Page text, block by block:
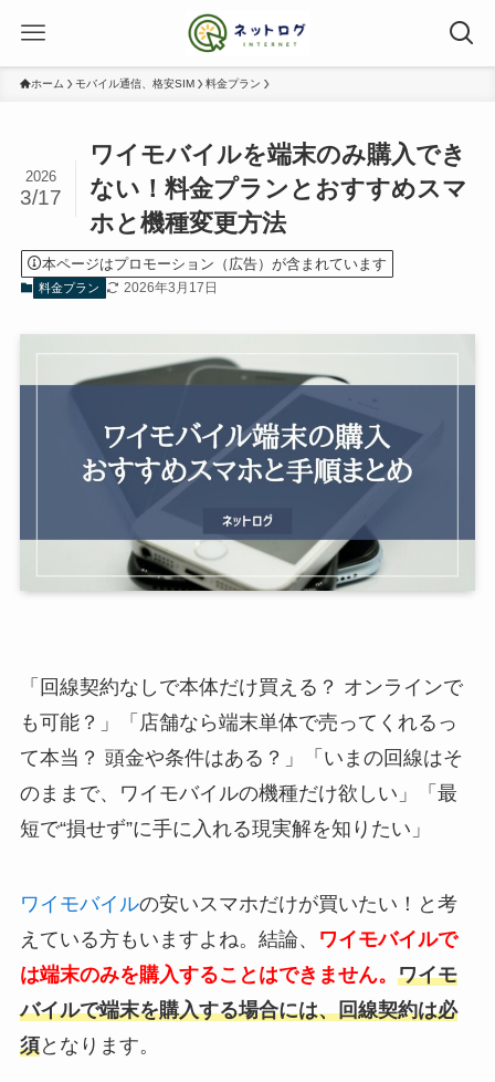
ホーム モバイル通信、格安SIM 料金プラン
ワイモバイルを端末のみ購入でき
ない！料金プランとおすすめスマ
ホと機種変更方法
2026
3/17
本ページはプロモーション（広告）が含まれています
料金プラン 2026年3月17日
「回線契約なしで本体だけ買える？ オンラインで
も可能？」「店舗なら端末単体で売ってくれるっ
て本当？ 頭金や条件はある？」「いまの回線はそ
のままで、ワイモバイルの機種だけ欲しい」「最
短で“損せず”に手に入れる現実解を知りたい」
ワイモバイルの安いスマホだけが買いたい！と考
えている方もいますよね。結論、
ワイモバイルで
は端末のみを購入することはできません。 ワイモ
バイルで端末を購入する場合には、回線契約は必
須となります。